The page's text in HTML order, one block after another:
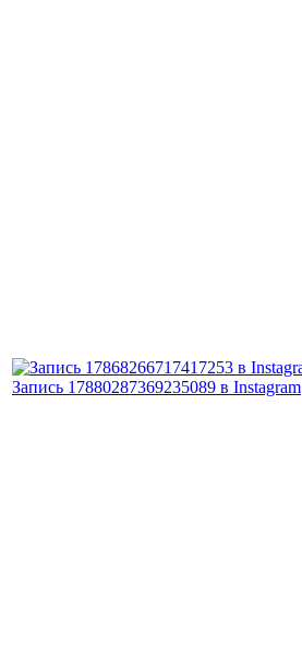
Запись 17880287369235089 в Instagram